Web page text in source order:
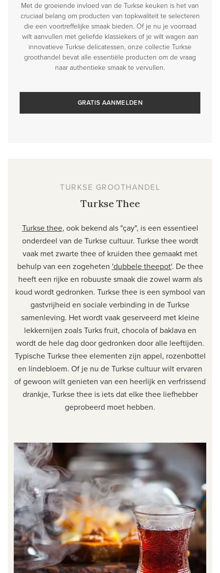
Met de groeiende invloed van de Turkse keuken is het van
cruciaal belang om producten van topkwaliteit te selecteren
die een voortreffelijke smaak bieden. Of je nu je voorraad
wilt aanvullen met geliefde klassiekers of je wilt wagen aan
innovatieve Turkse delicatessen, onze collectie Turkse
groothandel bevat alle essentiële producten om de vraag
naar authentieke smaak te vervullen.
GRATIS AANMELDEN
TURKSE GROOTHANDEL
Turkse Thee
Turkse thee, ook bekend als "çay", is een essentieel
onderdeel van de Turkse cultuur. Turkse thee wordt
vaak met zwarte thee of kruiden thee gemaakt met
behulp van een zogeheten 'dubbele theepot'. De thee
heeft een rijke en robuuste smaak die zowel warm als
koud wordt gedronken. Turkse thee is een symbool van
gastvrijheid en sociale verbinding in de Turkse
samenleving. Het wordt vaak geserveerd met kleine
lekkernijen zoals Turks fruit, chocola of baklava en
wordt de hele dag door gedronken door alle leeftijden.
Typische Turkse thee elementen zijn appel, rozenbottel
en lindebloem. Of je nu de Turkse cultuur wilt ervaren
of gewoon wilt genieten van een heerlijk en verfrissend
drankje, Turkse thee is iets dat elke thee liefhebber
geprobeerd moet hebben.